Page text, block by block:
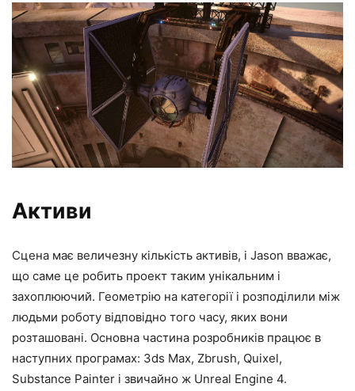
Активи
Сцена має величезну кількість активів, і Jason вважає,
що саме це робить проект таким унікальним і
захоплюючий. Геометрію на категорії і розподілили між
людьми роботу відповідно того часу, яких вони
розташовані. Основна частина розробників працює в
наступних програмах: 3ds Max, Zbrush, Quixel,
Substance Painter і звичайно ж Unreal Engine 4.